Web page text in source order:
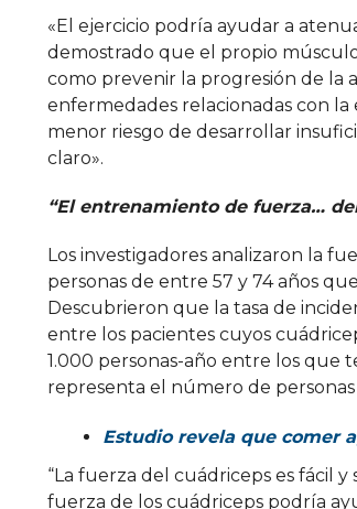
«El ejercicio podría ayudar a
demostrado que el propio
como prevenir la progresión de la
enfermedades relacionadas con
menor riesgo de desarrollar
claro».
“El entrenamiento de fuerza…
Los investigadores analizaron la
personas de entre 57 y 74 años
Descubrieron que la tasa de
entre los pacientes cuyos
1.000 personas-año entre los que
representa el número de
Estudio revela que comer
“La fuerza del cuádriceps es fácil
fuerza de los cuádriceps podría